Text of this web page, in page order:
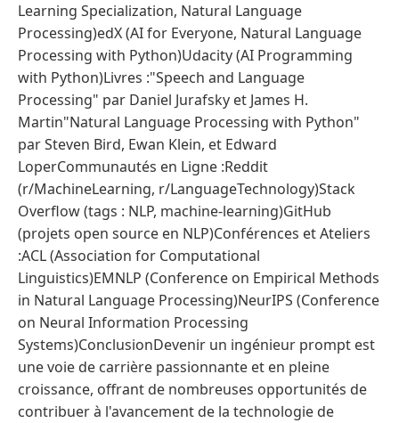
Learning Specialization, Natural Language
Processing)edX (AI for Everyone, Natural Language
Processing with Python)Udacity (AI Programming
with Python)Livres :"Speech and Language
Processing" par Daniel Jurafsky et James H.
Martin"Natural Language Processing with Python"
par Steven Bird, Ewan Klein, et Edward
LoperCommunautés en Ligne :Reddit
(r/MachineLearning, r/LanguageTechnology)Stack
Overflow (tags : NLP, machine-learning)GitHub
(projets open source en NLP)Conférences et Ateliers
:ACL (Association for Computational
Linguistics)EMNLP (Conference on Empirical Methods
in Natural Language Processing)NeurIPS (Conference
on Neural Information Processing
Systems)ConclusionDevenir un ingénieur prompt est
une voie de carrière passionnante et en pleine
croissance, offrant de nombreuses opportunités de
contribuer à l'avancement de la technologie de